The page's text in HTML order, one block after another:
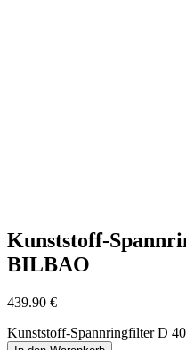
Kunststoff-
BILBAO
439.90 €
Kunststoff-Spannringfilter D